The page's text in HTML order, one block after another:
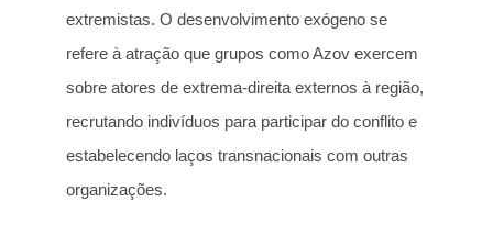
extremistas. O desenvolvimento exógeno se
refere à atração que grupos como Azov exercem
sobre atores de extrema-direita externos à região,
recrutando indivíduos para participar do conflito e
estabelecendo laços transnacionais com outras
organizações.